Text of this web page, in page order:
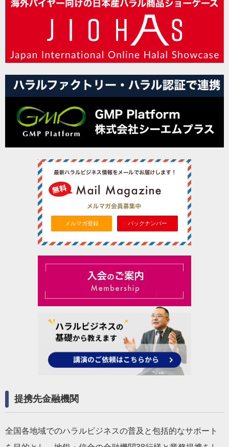
メルマガ登録 バックナンバー
提携先金融機関
全国各地域でのハラルビジネスの普及と包括的なサポート